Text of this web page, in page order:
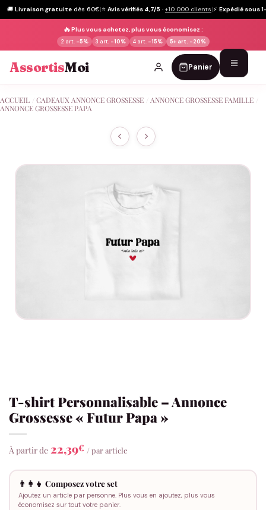
🚚 Livraison gratuite dès 60€|⭐ Avis vérifiés 4,7/5 · +10 000 clients|⚡ Expédié sous
🔥Plus vous achetez, plus vous économisez :
2 art. -5% 3 art. -10% 4 art. -15% 5+ art. -20%
AssortisMoi Panier
au
ACCUEIL CADEAUX ANNONCE GROSSESSE ANNONCE GROSSESSE FAMILLE
ANNONCE GROSSESSE PAPA
T-shirt Personnalisable – Annonce
Grossesse « Futur Papa »
À partir de 22,39€ / par article
👨‍👩‍👧 Composez votre set
Ajoutez un article par personne. Plus vous en ajoutez, plus vous
économisez sur tout votre panier.